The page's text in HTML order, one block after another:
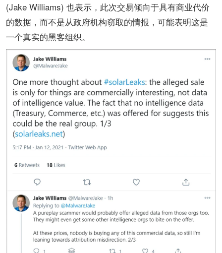
(Jake Williams) 也表示，此次交易倾向于具有商业代价
的数据，而不是从政府机构窃取的情报，可能表明这是
一个真实的黑客组织。